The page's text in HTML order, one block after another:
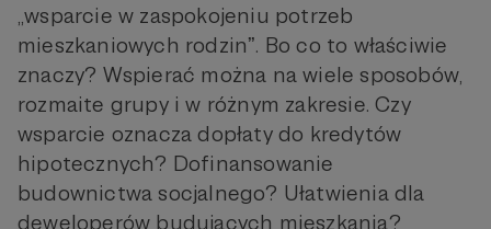
„wsparcie w zaspokojeniu potrzeb
mieszkaniowych rodzinˮ. Bo co to właściwie
znaczy? Wspierać można na wiele sposobów,
rozmaite grupy i w różnym zakresie. Czy
wsparcie oznacza dopłaty do kredytów
hipotecznych? Dofinansowanie
budownictwa socjalnego? Ułatwienia dla
deweloperów budujących mieszkania?